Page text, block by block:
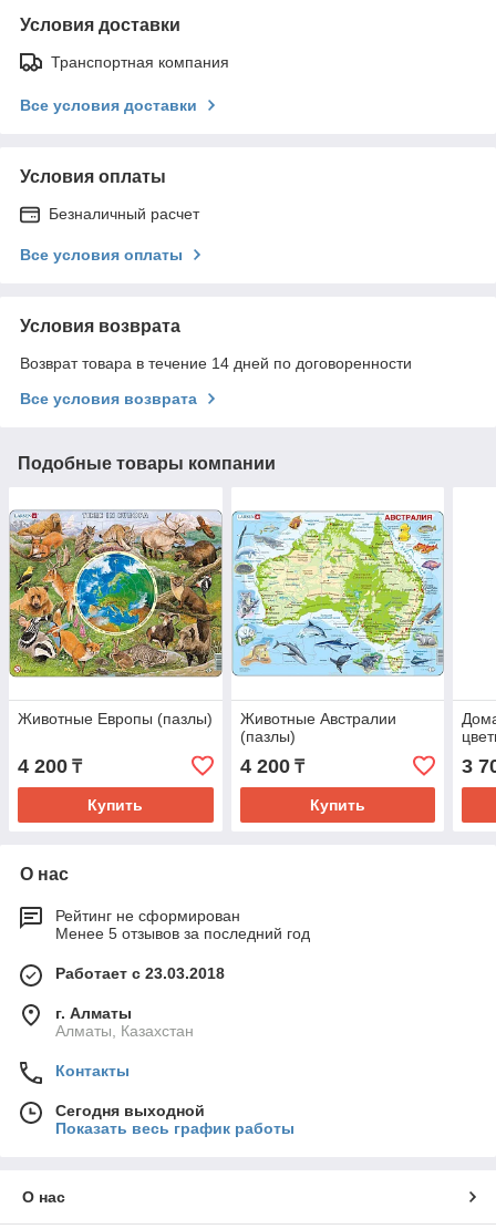
Условия доставки
Транспортная компания
Все условия доставки
Условия оплаты
Безналичный расчет
Все условия оплаты
Условия возврата
Возврат товара в течение 14 дней по договоренности
Все условия возврата
Подобные товары компании
Животные Европы (пазлы)
4 200 ₸
Купить
Животные Австралии
(пазлы)
4 200₸
Купить
3
О нас
Рейтинг не сформирован
Менее 5 отзывов за последний год
Работает с 23.03.2018
г. Алматы
Алматы, Казахстан
Контакты
Сегодня выходной
Показать весь график работы
О нас